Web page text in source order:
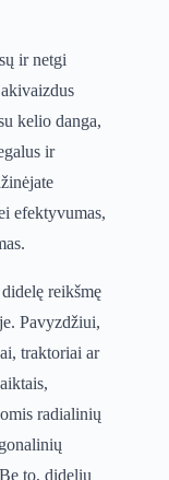
ir netgi
kelio danga,
ir
efektyvumas,
reikšmę
Pavyzdžiui,
traktoriai ar
radialinių
to, didelių